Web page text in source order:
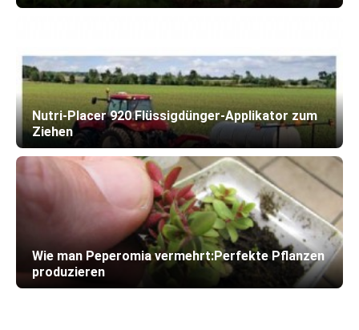
Nutri-Placer 920 Flüssigdünger-Applikator zum
Ziehen
Wie man Peperomia vermehrt:Perfekte Pflanzen
produzieren